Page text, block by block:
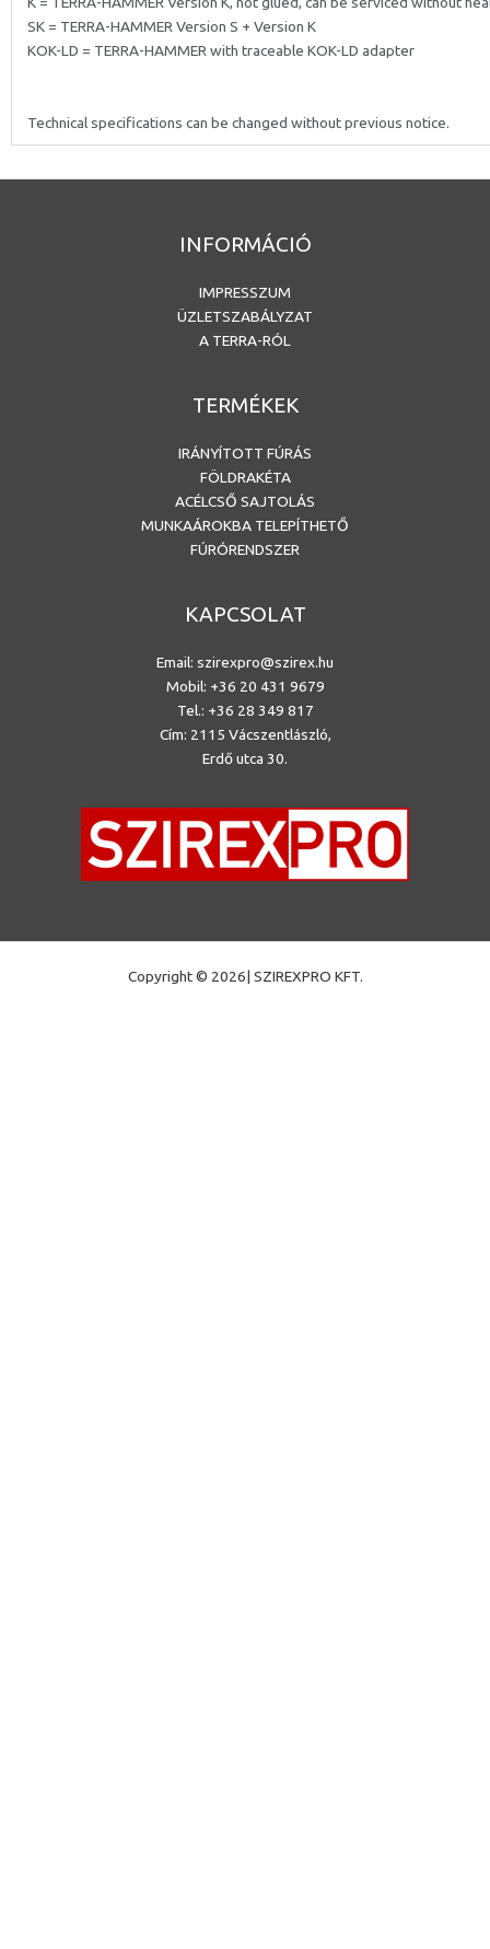
SK = TERRA-HAMMER Version S + Version K
KOK-LD = TERRA-HAMMER with traceable KOK-LD adapter
Technical specifications can be changed without previous notice.
INFORMÁCIÓ
IMPRESSZUM
ÜZLETSZABÁLYZAT
A TERRA-RÓL
TERMÉKEK
IRÁNYÍTOTT FÚRÁS
FÖLDRAKÉTA
ACÉLCSŐ SAJTOLÁS
MUNKAÁROKBA TELEPÍTHETŐ
FÚRÓRENDSZER
KAPCSOLAT
Email: szirexpro@szirex.hu
Mobil: +36 20 431 9679
Tel.: +36 28 349 817
Cím: 2115 Vácszentlászló,
Erdő utca 30.
Copyright © 2026| SZIREXPRO KFT.